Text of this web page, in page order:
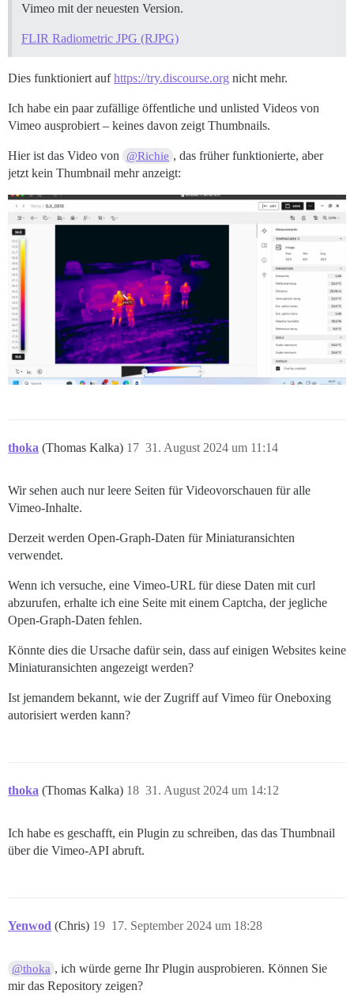
Vimeo mit der neuesten Version.
FLIR Radiometric JPG (RJPG)
Dies funktioniert aufhttps://try.discourse.org nicht mehr.
Ich habe ein paar zufällige öffentliche und unlisted Videos von
Vimeo ausprobiert – keines davon zeigt Thumbnails.
Hier ist das Video von @Richie , das früher funktionierte, aber
jetzt kein Thumbnail mehr anzeigt:
thoka (Thomas Kalka) 31. August 2024 um 11:14
17
Wir sehen auch nur leere Seiten für Videovorschauen für alle
Vimeo-Inhalte.
Derzeit werden Open-Graph-Daten für Miniaturansichten
verwendet.
Wenn ich versuche, eine Vimeo-URL für diese Daten mit curl
abzurufen, erhalte ich eine Seite mit einem Captcha, der jegliche
Open-Graph-Daten fehlen.
Könnte dies die Ursache dafür sein, dass auf einigen Websites keine
Miniaturansichten angezeigt werden?
Ist jemandem bekannt, wie der Zugriff auf Vimeo für Oneboxing
autorisiert werden kann?
thoka (Thomas Kalka) 31. August 2024 um 14:12
18
Ich habe es geschafft, ein Plugin zu schreiben, das das Thumbnail
über die Vimeo-API abruft.
Yenwod (Chris) 17. September 2024 um 18:28
19
@thoka , ich würde gerne Ihr Plugin ausprobieren. Können Sie
mir das Repository zeigen?